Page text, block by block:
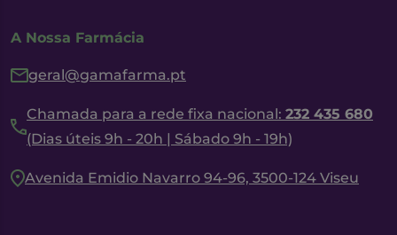
A Nossa Farmácia
geral@gamafarma.pt
Chamada para a rede fixa nacional: 232 435 680
(Dias úteis 9h - 20h | Sábado 9h - 19h)
Avenida Emidio Navarro 94-96, 3500-124 Viseu